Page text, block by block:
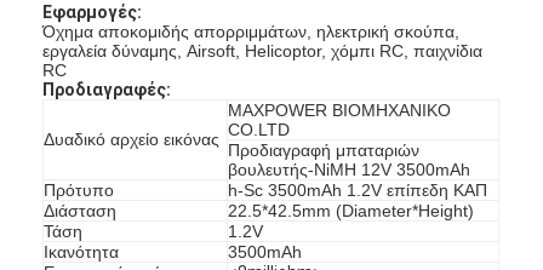
Εφαρμογές:
Όχημα αποκομιδής απορριμμάτων, ηλεκτρική σκούπα,
εργαλεία δύναμης, Airsoft, Helicoptor, χόμπι RC, παιχνίδια
RC
Προδιαγραφές:
Δυαδικό αρχείο εικόνας
MAXPOWER ΒΙΟΜΗΧΑΝΙΚΟ
CO.LTD
Προδιαγραφή μπαταριών
βουλευτής-NiMH 12V 3500mAh
Πρότυπο
h-Sc 3500mAh 1.2V επίπεδη ΚΑΠ
Διάσταση
22.5*42.5mm (Diameter*Height)
Τάση
1.2V
Ικανότητα
3500mAh